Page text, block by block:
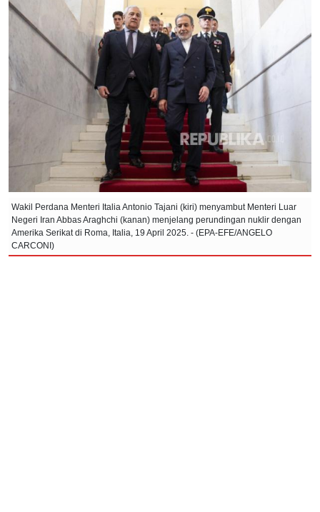
Wakil Perdana Menteri Italia Antonio Tajani (kiri) menyambut Menteri Luar
Negeri Iran Abbas Araghchi (kanan) menjelang perundingan nuklir dengan
Amerika Serikat di Roma, Italia, 19 April 2025. - (EPA-EFE/ANGELO
CARCONI)